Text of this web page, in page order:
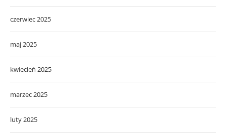
czerwiec 2025
maj 2025
kwiecień 2025
marzec 2025
luty 2025